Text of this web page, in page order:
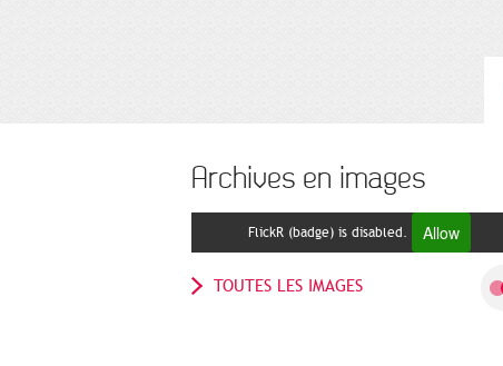
Archives en images
FlickR (badge) is disabled. Allow
TOUTES LES IMAGES